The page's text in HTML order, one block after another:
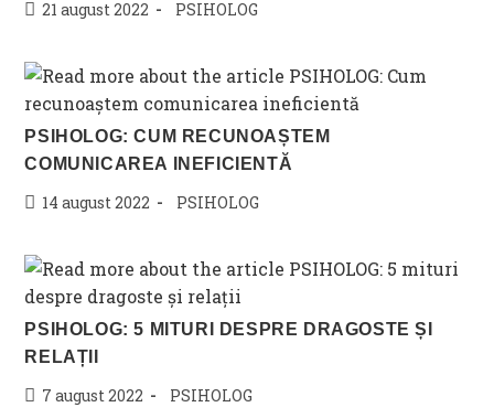
Post21 august 2022
Post
PSIHOLOG
PSIHOLOG: CUM RECUNOAȘTEM
COMUNICAREA INEFICIENTĂ
Post14 august 2022
Post
PSIHOLOG
PSIHOLOG: 5 MITURI DESPRE DRAGOSTE ȘI
RELAȚII
Post7 august 2022
Post
PSIHOLOG